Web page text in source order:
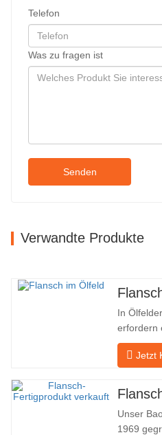
Telefon
Was zu fragen ist
Senden
Verwandte Produkte
In
erfordern
hohe
Baohua
indirekt
und
Industrie
Jetzt
Unser
1969